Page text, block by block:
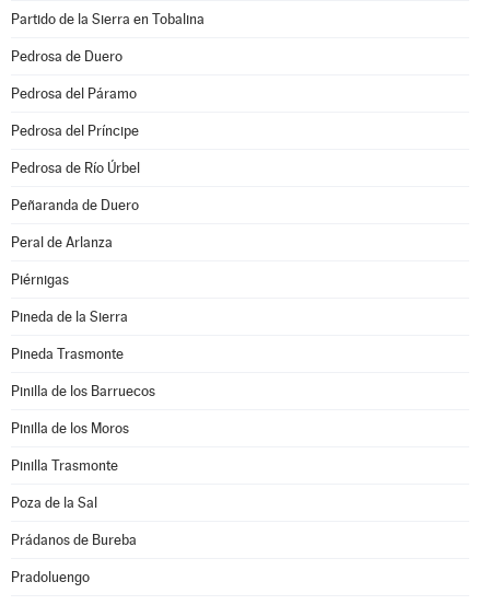
Partido de la Sierra en Tobalina
Pedrosa de Duero
Pedrosa del Páramo
Pedrosa del Príncipe
Pedrosa de Río Úrbel
Peñaranda de Duero
Peral de Arlanza
Piérnigas
Pineda de la Sierra
Pineda Trasmonte
Pinilla de los Barruecos
Pinilla de los Moros
Pinilla Trasmonte
Poza de la Sal
Prádanos de Bureba
Pradoluengo